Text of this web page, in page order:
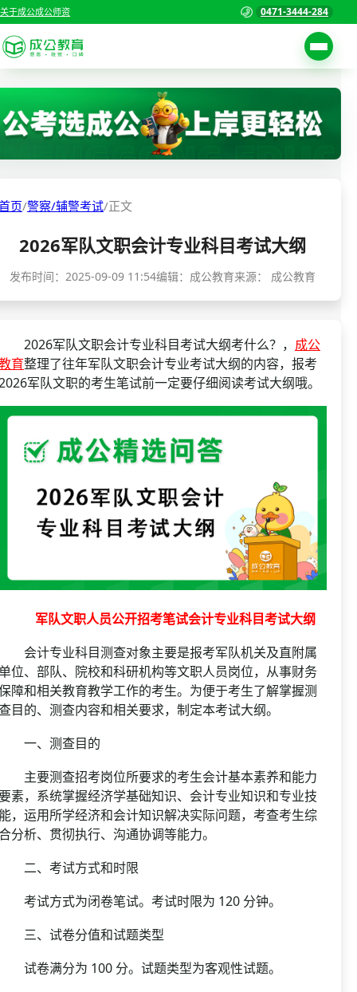
关于成公成公师资 0471-3444-284
考试公告
职位表
准考证打印
考试政策
成绩查询
资格复审
面试补录
历年真题
公务员课程
首页
国家公务员考试
警察/辅警考试
教师资格/教师编制
国企/银行考试
页/警察/辅警考试/正文
2026军队文职会计专业科目考试大纲
发布时间： 2025-09-09 11:54编辑：成公教育来源： 成公教育
军队文职会计专业科目考试大纲考什么？， 成公
育整理了往年军队文职会计专业考试大纲的内容，报考
军队文职的考生笔试前一定要仔细阅读考试大纲哦。
军队文职人员公开招考笔试会计专业科目考试大纲
计专业科目测查对象主要是报考军队机关及直附属
位、部队、院校和科研机构等文职人员岗位，从事财务
障和相关教育教学工作的考生。为便于考生了解掌握测
目的、测查内容和相关要求，制定本考试大纲。
、测查目的
要测查招考岗位所要求的考生会计基本素养和能力
素，系统掌握经济学基础知识、会计专业知识和专业技
，运用所学经济和会计知识解决实际问题，考查考生综
分析、贯彻执行、沟通协调等能力。
、考试方式和时限
试方式为闭卷笔试。考试时限为 120 分钟。
、试卷分值和试题类型
卷满分为 100 分。试题类型为客观性试题。